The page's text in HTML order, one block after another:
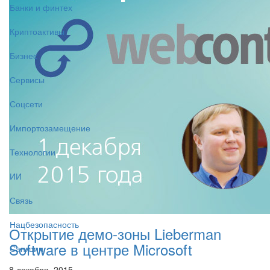
Банки и финтех
Криптоактивы
Бизнес
Сервисы
Соцсети
Импортозамещение
Технологии
ИИ
Связь
Нацбезопасность
Санкции
Открытие демо-зоны Lieberman
Software в центре Microsoft